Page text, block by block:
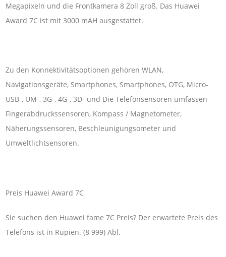
Megapixeln und die Frontkamera 8 Zoll groß. Das Huawei
Award 7C ist mit 3000 mAH ausgestattet.
Zu den Konnektivitätsoptionen gehören WLAN,
Navigationsgeräte, Smartphones, Smartphones, OTG, Micro-
USB-, UM-, 3G-, 4G-, 3D- und Die Telefonsensoren umfassen
Fingerabdruckssensoren, Kompass / Magnetometer,
Näherungssensoren, Beschleunigungsometer und
Umweltlichtsensoren.
Preis Huawei Award 7C
Sie suchen den Huawei fame 7C Preis? Der erwartete Preis des
Telefons ist in Rupien. (8 999) Abl.